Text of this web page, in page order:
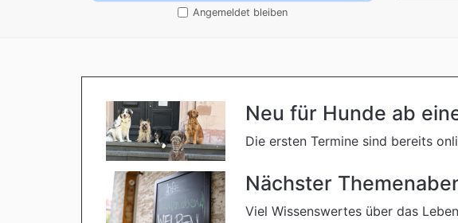
Angemeldet bleiben
Neu für Hunde ab
Die ersten Termine sind bereits
Nächster
Viel Wissenswertes über das